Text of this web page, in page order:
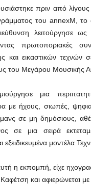
πριν από λίγους
του annexM,
λειτούργησε ως
πρωτοποριακές
και εικαστικών τεχνών
του Μεγάρου Μουσικής
μια
με ήχους, σιωπές,
σε μη δημόσιους,
σε μια σειρά
εξειδικευμένα μοντέλα
η εκπομπή, είχε
και αφιερώνεται